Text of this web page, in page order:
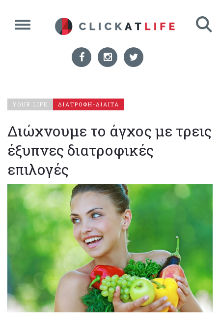
YOUR LIFE ΔΙΑΤΡΟΦΗ-ΔΙΑΙΤΑ
Διώχνουμε το άγχος με τρεις
έξυπνες διατροφικές
επιλογές